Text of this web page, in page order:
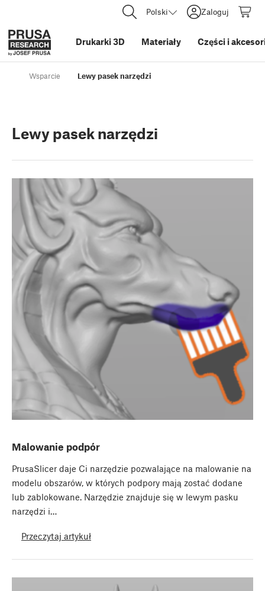
Polski Zaloguj
Drukarki 3D Materiały Części i
Wsparcie Lewy pasek narzędzi
Lewy pasek narzędzi
Malowanie podpór
PrusaSlicer daje Ci narzędzie pozwalające na malowanie na
modelu obszarów, w których podpory mają zostać dodane
lub zablokowane. Narzędzie znajduje się w lewym pasku
narzędzi i…
Przeczytaj artykuł